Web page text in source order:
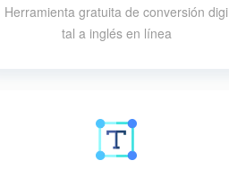
Herramienta gratuita de conversión digi
tal a inglés en línea